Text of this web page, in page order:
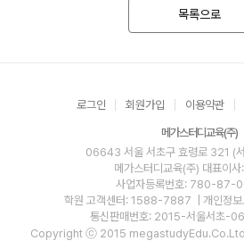
목록으로
로그인 회원가입 이용약관
메가스터디교육(주)
06643 서울 서초구 효령로 321 (
메가스터디교육(주) 대표이사
사업자등록번호: 780-87-
학원 고객센터: 1588-7887
| 개인정
통신판매번호: 2015-서울서초-
Copyright ⓒ 2015